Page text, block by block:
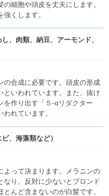
細胞や頭皮を丈夫にします。
くします。
、肉類、納豆、アーモンド、
の合成に必要です。頭皮の形成
といわれています。また、抜け
を作り出す「５-αリダクター
れています。
、海藻類など）
よって決まります。メラニンの
り、反対に少ないとブロンド
んど含まないのが白髪です。